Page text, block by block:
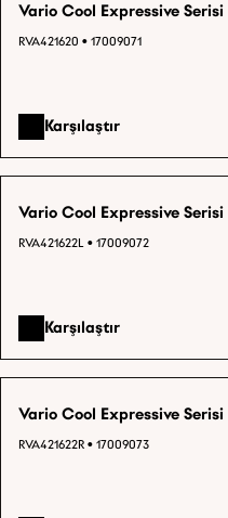
Vario Cool Expressive Serisi
RVA421620 • 17009071
Karşılaştır
Vario Cool Expressive Serisi
RVA421622L • 17009072
Karşılaştır
Vario Cool Expressive Serisi
RVA421622R • 17009073